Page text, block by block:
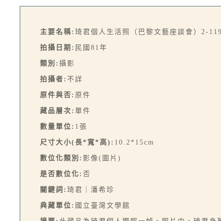
主要名稱: 琦君個人生活照（巴黎文藝座談會）2-
拍攝日期: 民國81年
類別: 攝影
拍攝者: 不詳
原件與否: 原件
藏品層次: 單件
數量單位: 1張
尺寸大小(長*寬*高): 10.2*15cm
數位化類別: 影像(圖片)
是否數位化: 否
關鍵詞: 琦君｜潘希珍
典藏單位: 國立臺灣文學館